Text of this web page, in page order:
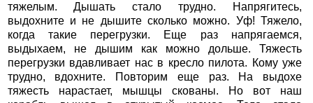
тяжелым. Дышать стало трудно. Напрягитесь,
выдохните и не дышите сколько можно. Уф! Тяжело,
когда такие перегрузки. Еще раз напрягаемся,
выдыхаем, не дышим как можно дольше. Тяжесть
перегрузки вдавливает нас в кресло пилота. Кому уже
трудно, вдохните. Повторим еще раз. На выдохе
тяжесть нарастает, мышцы скованы. Но вот наш